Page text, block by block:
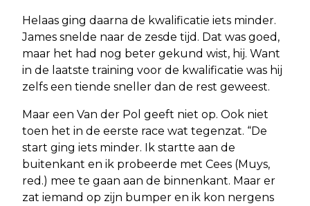
Helaas ging daarna de kwalificatie iets minder.
James snelde naar de zesde tijd. Dat was goed,
maar het had nog beter gekund wist, hij. Want
in de laatste training voor de kwalificatie was hij
zelfs een tiende sneller dan de rest geweest.
Maar een Van der Pol geeft niet op. Ook niet
toen het in de eerste race wat tegenzat. “De
start ging iets minder. Ik startte aan de
buitenkant en ik probeerde met Cees (Muys,
red.) mee te gaan aan de binnenkant. Maar er
zat iemand op zijn bumper en ik kon nergens